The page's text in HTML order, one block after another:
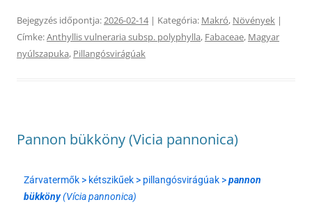
Bejegyzés időpontja:2026-02-14| Kategória: Makró, Növények |
Címke:Anthyllis vulneraria subsp. polyphylla, Fabaceae, Magyar
nyúlszapuka, Pillangósvirágúak
Pannon bükköny (Vicia pannonica)
Zárvatermők > kétszikűek > pillangósvirágúak >pannon
bükköny(Vícia pannonica)